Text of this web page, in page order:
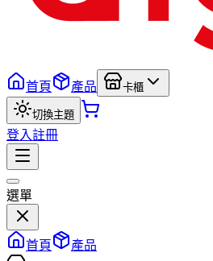
首頁 產品 卡櫃
切換主題
登入註冊
選單
首頁
產品